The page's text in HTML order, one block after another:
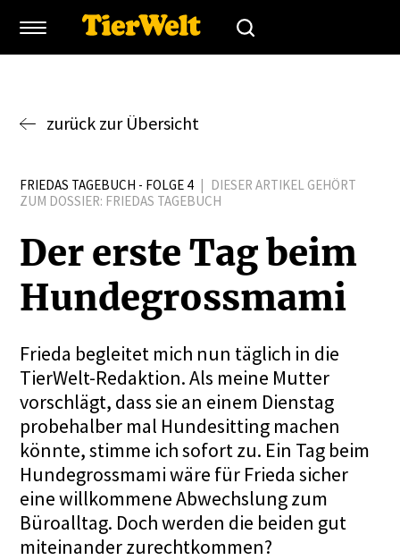
zurück zur Übersicht
FRIEDAS TAGEBUCH - FOLGE 4 | DIESER ARTIKEL GEHÖRT
ZUM DOSSIER: FRIEDAS TAGEBUCH
Der erste Tag beim
Hunde­grossmami
Frieda begleitet mich nun täglich in die
TierWelt-Redaktion. Als meine Mutter
vorschlägt, dass sie an einem Dienstag
probehalber mal Hundesitting machen
könnte, stimme ich sofort zu. Ein Tag beim
Hundegrossmami wäre für Frieda sicher
eine willkommene Abwechslung zum
Büroalltag. Doch werden die beiden gut
miteinander zurechtkommen?